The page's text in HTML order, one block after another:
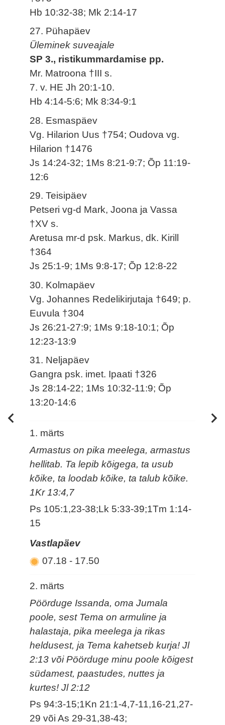
Hb 10:32-38; Mk 2:14-17
27. Pühapäev
Üleminek suveajale
SP 3., ristikummardamise pp.
Mr. Matroona †III s.
7. v. HE Jh 20:1-10.
Hb 4:14-5:6; Mk 8:34-9:1
28. Esmaspäev
Vg. Hilarion Uus †754; Oudova vg.
Hilarion †1476
Js 14:24-32; 1Ms 8:21-9:7; Õp 11:19-
12:6
29. Teisipäev
Petseri vg-d Mark, Joona ja Vassa
†XV s.
Aretusa mr-d psk. Markus, dk. Kirill
†364
Js 25:1-9; 1Ms 9:8-17; Õp 12:8-22
30. Kolmapäev
Vg. Johannes Redelikirjutaja †649; p.
Euvula †304
Js 26:21-27:9; 1Ms 9:18-10:1; Õp
12:23-13:9
31. Neljapäev
Gangra psk. imet. Ipaati †326
Js 28:14-22; 1Ms 10:32-11:9; Õp
13:20-14:6
1. märts
Armastus on pika meelega, armastus
hellitab. Ta lepib kõigega, ta usub
kõike, ta loodab kõike, ta talub kõike.
1Kr 13:4,7
Ps 105:1,23-38;Lk 5:33-39;1Tm 1:14-
15
Vastlapäev
07.18- 17.50
2. märts
Pöörduge Issanda, oma Jumala
poole, sest Tema on armuline ja
halastaja, pika meelega ja rikas
heldusest, ja Tema kahetseb kurja! Jl
2:13 või Pöörduge minu poole kõigest
südamest, paastudes, nuttes ja
kurtes! Jl 2:12
Ps 94:3-15;1Kn 21:1-4,7-11,16-21,27-
29 või As 29-31,38-43;